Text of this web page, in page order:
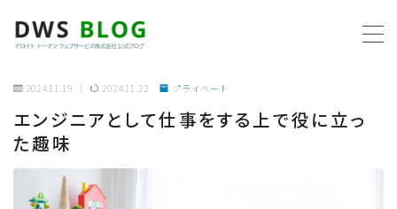
ホーム
AWS
2024.11.19 2024.11.22 プライベート
エンジニアとして仕事をする上で役に立っ
た趣味